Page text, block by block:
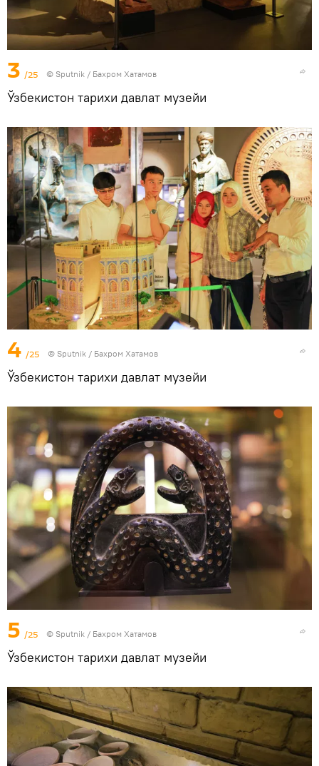
3 /25 © Sputnik / Бахром Хатамов
Ўзбекистон тарихи давлат музейи
4 /25 © Sputnik / Бахром Хатамов
Ўзбекистон тарихи давлат музейи
5 /25 © Sputnik / Бахром Хатамов
Ўзбекистон тарихи давлат музейи